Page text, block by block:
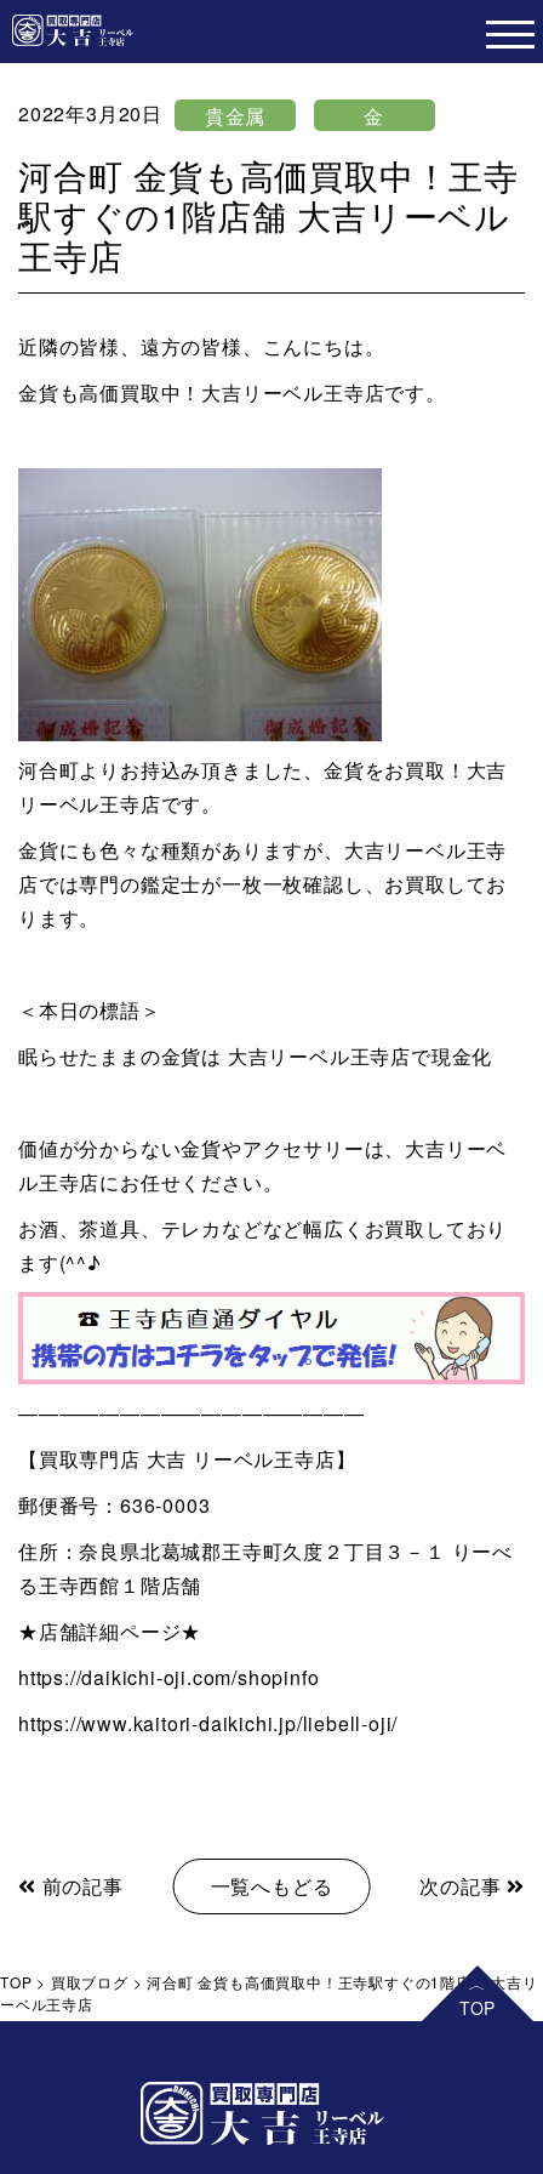
2022年3月20日 貴金属 金
河合町 金貨も高価買取中！王寺
駅すぐの1階店舗 大吉リーベル
王寺店
近隣の皆様、遠方の皆様、こんにちは。
金貨も高価買取中！大吉リーベル王寺店です。
河合町よりお持込み頂きました、金貨をお買取！大吉
リーベル王寺店です。
金貨にも色々な種類がありますが、大吉リーベル王寺
店では専門の鑑定士が一枚一枚確認し、お買取してお
ります。
＜本日の標語＞
眠らせたままの金貨は 大吉リーベル王寺店で現金化
価値が分からない金貨やアクセサリーは、大吉リーベ
ル王寺店にお任せください。
お酒、茶道具、テレカなどなど幅広くお買取しており
ます(^^♪
—————————————————
【買取専門店 大吉 リーベル王寺店】
郵便番号：636-0003
住所：奈良県北葛城郡王寺町久度２丁目３－１ りーべ
る王寺西館１階店舗
★店舗詳細ページ★
https://daikichi-oji.com/shopinfo
https://www.kaitori-daikichi.jp/liebell-oji/
前の記事 一覧へもどる 次の記事
TOP > 買取ブログ >河合町 金貨も高価買取中！王寺駅すぐの1階店舗 大吉リ
ーベル王寺店